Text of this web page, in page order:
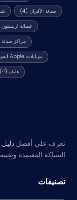
صيانة الأفران (4)
غسالة اريستون
مراكز صيانة
موبايلات Apple ايفون
هاتف Samsung Galaxy M31s (4)
تعرف على أفضل
السباكة المعتمدة
تصنيفات